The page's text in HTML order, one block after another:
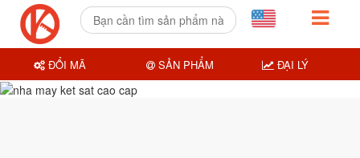
ĐỔI MÃ SẢN PHẨM ĐẠI LÝ